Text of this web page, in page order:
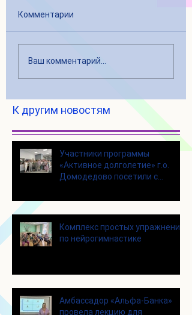
Комментарии
Ваш комментарий...
К другим новостям
Участники программы
«Активное долголетие» г.о.
Домодедово посетили с
Щелково
Комплекс простых упражнений
по нейрогимнастике
Амбассадор «Альфа-Банка»
провела лекцию для